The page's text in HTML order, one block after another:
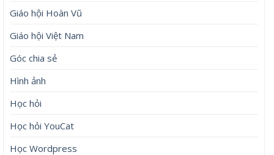
Giáo hội Hoàn Vũ
Giáo hội Việt Nam
Góc chia sẻ
Hình ảnh
Học hỏi
Học hỏi YouCat
Học Wordpress